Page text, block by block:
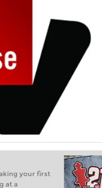
your first
at a